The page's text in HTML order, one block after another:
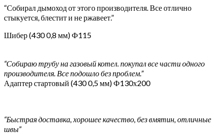
“Собирал дымоход от этого производителя. Все отлично
стыкуется, блестит и не ржавеет.”
Шибер (430 0,8 мм) Ф115
“Собираю трубу на газовый котел. покупал все части одного
производителя. Все подошло без проблем.”
Адаптер стартовый (430 0,5 мм) Ф130х200
“Быстрая доставка, хорошее качество, без вмятин, отличные
швы”